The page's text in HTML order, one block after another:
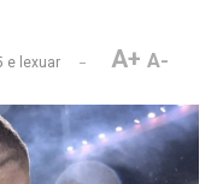
e lexuar A+ A-